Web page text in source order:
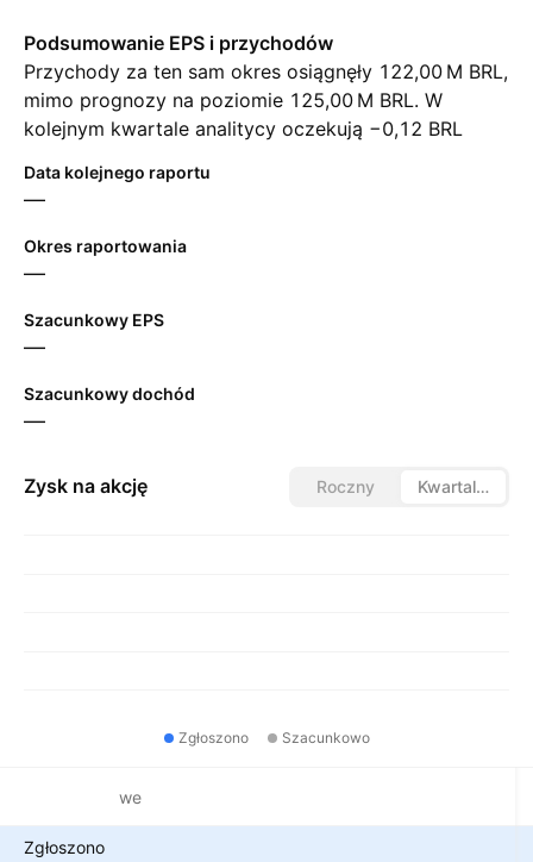
Podsumowanie EPS i przychodów
Przychody za ten sam okres osiągnęły ‪122,00 M‬ BRL,
mimo prognozy na poziomie ‪125,00 M‬ BRL. W
kolejnym kwartale analitycy oczekują −0,12 BRL
Data kolejnego raportu
—
Okres raportowania
—
Szacunkowy EPS
—
Szacunkowy dochód
—
Zysk na akcję Roczny Kwartalny
Zgłoszono Szacunkowo
Metryki finansowe
Zgłoszono